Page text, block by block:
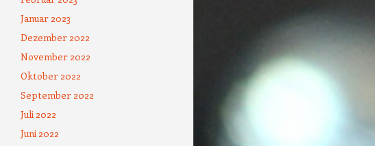
Januar 2023
Dezember 2022
November 2022
Oktober 2022
September 2022
Juli 2022
Juni 2022